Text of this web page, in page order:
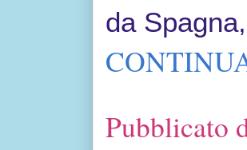
da
Pubblicato